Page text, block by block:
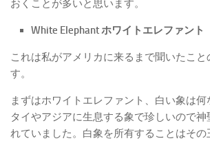
おくことが多いと思います。
White Elephant ホワイトエレファント
これは私がアメリカに来るまで聞いたこ
す。
まずはホワイトエレファント、白い象は何
タイやアジアに生息する象で珍しいので
れていました。白象を所有することはその